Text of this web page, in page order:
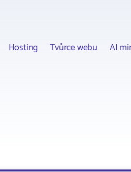
Hosting Tvůrce webu AI